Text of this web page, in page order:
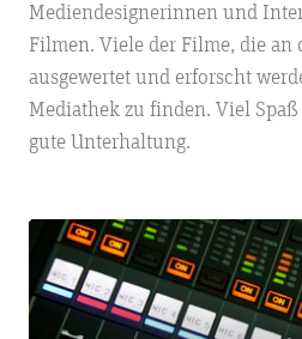
Mediendesignerinnen und
Filmen. Viele der Filme, die an
ausgewertet und erforscht
Mediathek zu finden. Viel
gute Unterhaltung.